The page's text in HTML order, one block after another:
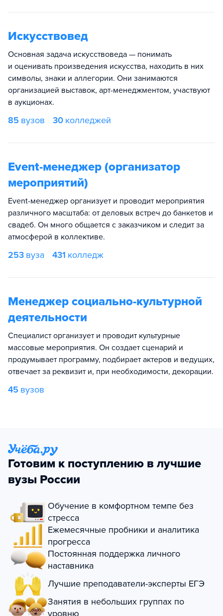
Искусствовед
Основная задача искусствоведа — понимать
и оценивать произведения искусства, находить в них
символы, знаки и аллегории. Они занимаются
организацией выставок, арт-менеджментом, участвуют
в аукционах.
85 вузов 30 колледжей
Event-менеджер (организатор
мероприятий)
Event-менеджер организует и проводит мероприятия
различного масштаба: от деловых встреч до банкетов и
свадеб. Он много общается с заказчиком и следит за
атмосферой в коллективе.
253 вуза 431 колледж
Менеджер социально-культурной
деятельности
Специалист организует и проводит культурные
массовые мероприятия. Он создает сценарий и
продумывает программу, подбирает актеров и ведущих,
отвечает за реквизит и, при необходимости, декорации.
45 вузов
Готовим к поступлению в лучшие
вузы России
Обучение в комфортном темпе без
стресса
Ежемесячные пробники и аналитика
прогресса
Постоянная поддержка личного
наставника
Лучшие преподаватели-эксперты ЕГЭ
Занятия в небольших группах по
уровню